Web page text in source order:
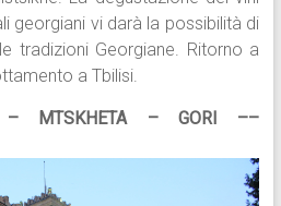
georgiani vi darà la possibilità di
tradizioni Georgiane. Ritorno a
a Tbilisi.
– MTSKHETA – GORI ––